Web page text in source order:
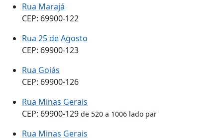
Rua Marajá
CEP: 69900-122
Rua 25 de Agosto
CEP: 69900-123
Rua Goiás
CEP: 69900-126
Rua Minas Gerais
CEP: 69900-129 de 520 a 1006 lado par
Rua Minas Gerais